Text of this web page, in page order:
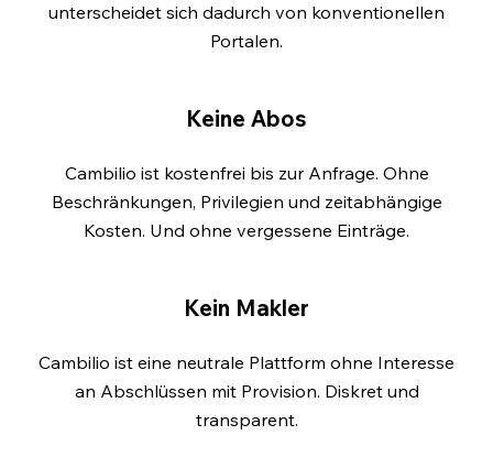
unterscheidet sich dadurch von konventionellen
Portalen.
Keine Abos
Cambilio ist kostenfrei bis zur Anfrage. Ohne
Beschränkungen, Privilegien und zeitabhängige
Kosten. Und ohne vergessene Einträge.
Kein Makler
Cambilio ist eine neutrale Plattform ohne Interesse
an Abschlüssen mit Provision. Diskret und
transparent.